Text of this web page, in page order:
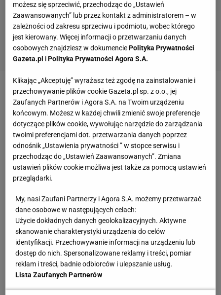
Kontuzje w ostatniej, najważniejszej fazie sezonu są
normą. Rok temu w finałachMiami Heatnie mogli
liczyć na Bama Adebayo i Gorana Dragicia. Dwa lata
temuGolden State Warriorsstracili Kevina Duranta i
Klaya Thompsona. W każdym sezonie
znaleźlibyśmy moment, który odwracał losy
rozgrywek. Ale jeszcze nigdy wcześniej kontuzje tak
wielu kluczowych graczy nie miało tak ogromnego
wpływy na losy play-off. Bo co z tego, że Kawhi
Leonard czyKevin Durant zagrają jedne z
najlepszych meczów w historii koszykówki
chwilę później trafiają na listę kontuzjowanych?
możesz się sprzeciwić, przechodząc do „Ustawień
Zaawansowanych” lub przez kontakt z administratorem – w
zależności od zakresu sprzeciwu i podmiotu, wobec którego
jest kierowany. Więcej informacji o przetwarzaniu danych
osobowych znajdziesz w dokumenciePolityka Prywatności
Gazeta.pl iPolityka Prywatności Agora S.A.
Klikając „Akceptuję” wyrażasz też zgodę na zainstalowanie i
przechowywanie plików cookie Gazeta.pl sp. z o.o., jej
Zaufanych Partnerów i Agora S.A. na Twoim urządzeniu
końcowym. Możesz w każdej chwili zmienić swoje preferencje
dotyczące plików cookie, wywołując narzędzie do zarządzania
twoimi preferencjami dot. przetwarzania danych poprzez
odnośnik „Ustawienia prywatności ” w stopce serwisu i
przechodząc do „Ustawień Zaawansowanych”. Zmiana
ustawień plików cookie możliwa jest także za pomocą ustawień
przeglądarki.
My, nasi Zaufani Partnerzy i Agora S.A. możemy przetwarzać
dane osobowe w następujących celach:
Użycie dokładnych danych geolokalizacyjnych. Aktywne
skanowanie charakterystyki urządzenia do celów
identyfikacji. Przechowywanie informacji na urządzeniu lub
dostęp do nich. Spersonalizowane reklamy i treści, pomiar
reklam i treści, badnie odbiorców i ulepszanie usług.
Lista Zaufanych Partnerów